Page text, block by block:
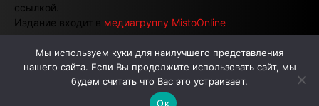
ссылкой.
Издание входит в медиагруппу MistoOnline
АВТОРЫ РЕКЛАМА НА САЙТЕ
Мы используем куки для наилучшего представления
нашего сайта. Если Вы продолжите использовать сайт, мы
будем считать что Вас это устраивает.
Ок